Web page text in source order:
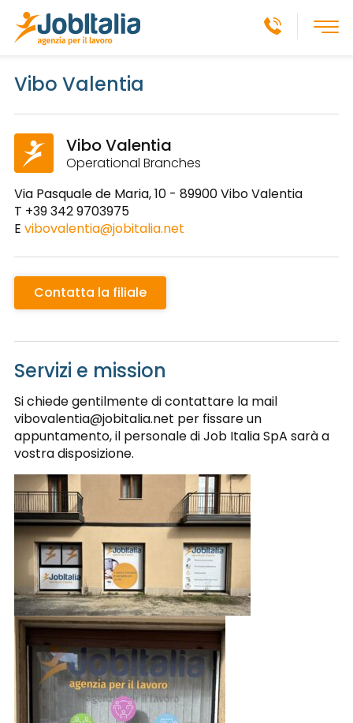
Vibo Valentia
Vibo Valentia
Operational Branches
Via Pasquale de Maria, 10 - 89900 Vibo Valentia
T +39 342 9703975
E vibovalentia@jobitalia.net
Contatta la filiale
Servizi e mission
Si chiede gentilmente di contattare la mail
vibovalentia@jobitalia.net per fissare un
appuntamento, il personale di Job Italia SpA sarà a
vostra disposizione.